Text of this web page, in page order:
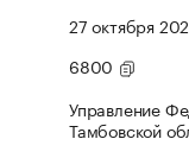
27 октября
6800
Управление
Тамбовской